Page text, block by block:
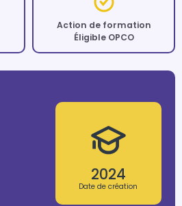
Action de formation
Éligible OPCO
2024
Date de création